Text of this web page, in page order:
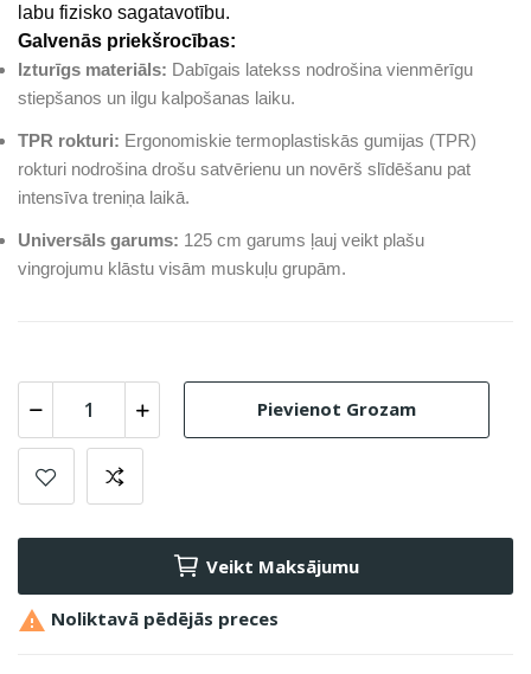
labu fizisko sagatavotību.
Galvenās priekšrocības:
Izturīgs materiāls: Dabīgais latekss nodrošina vienmērīgu
stiepšanos un ilgu kalpošanas laiku.
TPR rokturi: Ergonomiskie termoplastiskās gumijas (TPR)
rokturi nodrošina drošu satvērienu un novērš slīdēšanu pat
intensīva treniņa laikā.
Universāls garums: 125 cm garums ļauj veikt plašu
vingrojumu klāstu visām muskuļu grupām.
Pievienot Grozam
Veikt Maksājumu
 Noliktavā pēdējās preces